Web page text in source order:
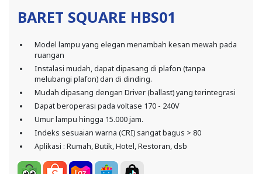
BARET SQUARE HBS01
Model lampu yang elegan menambah kesan mewah pada
ruangan
Instalasi mudah, dapat dipasang di plafon (tanpa
melubangi plafon) dan di dinding.
Mudah dipasang dengan Driver (ballast) yang terintegrasi
Dapat beroperasi pada voltase 170 - 240V
Umur lampu hingga 15.000 jam.
Indeks sesuaian warna (CRI) sangat bagus > 80
Aplikasi : Rumah, Butik, Hotel, Restoran, dsb